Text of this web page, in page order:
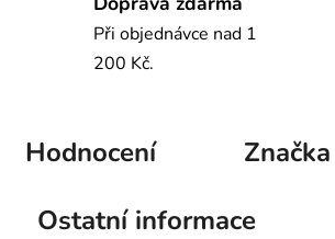
Při objednávce nad 1
200 Kč.
Hodnocení Značka
Ostatní informace